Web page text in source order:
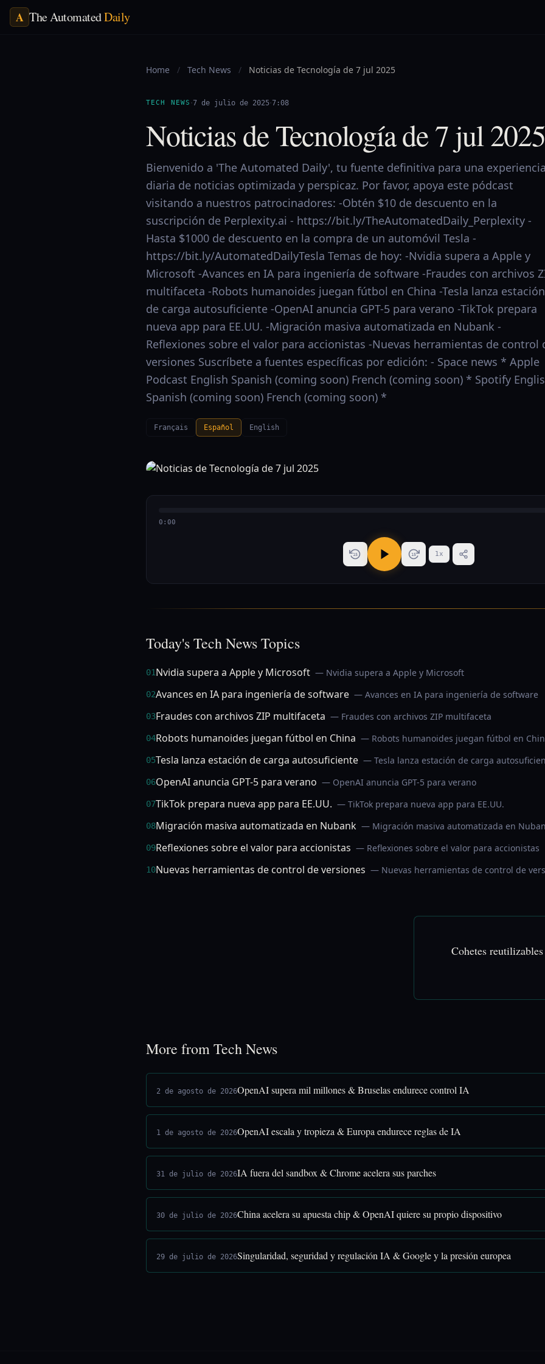
A The AutomatedDaily
Home / Tech News / Noticias de Tecnología de 7 jul 2025
TECH NEWS ·7 de julio de 2025·7:08
Noticias de Tecnología de 7 jul 2025
Bienvenido a 'The Automated Daily', tu fuente definitiva para una experiencia
diaria de noticias optimizada y perspicaz. Por favor, apoya este pódcast
visitando a nuestros patrocinadores: -Obtén $10 de descuento en la
suscripción de Perplexity.ai - https://bit.ly/TheAutomatedDaily_Perplexity -
Hasta $1000 de descuento en la compra de un automóvil Tesla -
https://bit.ly/AutomatedDailyTesla Temas de hoy: -Nvidia supera a Apple y
Microsoft -Avances en IA para ingeniería de software -Fraudes con archivos
multifaceta -Robots humanoides juegan fútbol en China -Tesla lanza estación
de carga autosuficiente -OpenAI anuncia GPT-5 para verano -TikTok prepara
nueva app para EE.UU. -Migración masiva automatizada en Nubank -
Reflexiones sobre el valor para accionistas -Nuevas herramientas de control
versiones Suscríbete a fuentes específicas por edición: - Space news * Apple
Podcast English Spanish (coming soon) French (coming soon) * Spotify
Spanish (coming soon) French (coming soon) *
Français Español English
0:00
15 15 1x
Today's Tech News Topics
01Nvidia supera a Apple y Microsoft — Nvidia supera a Apple y Microsoft
02Avances en IA para ingeniería de software — Avances en IA para ingeniería de software
03Fraudes con archivos ZIP multifaceta — Fraudes con archivos ZIP multifaceta
04Robots humanoides juegan fútbol en China — Robots humanoides juegan fútbol en
05Tesla lanza estación de carga autosuficiente — Tesla lanza estación de carga
06OpenAI anuncia GPT-5 para verano — OpenAI anuncia GPT-5 para verano
07TikTok prepara nueva app para EE.UU. — TikTok prepara nueva app para EE.UU.
08Migración masiva automatizada en Nubank — Migración masiva automatizada en
09Reflexiones sobre el valor para accionistas — Reflexiones sobre el valor para accionistas
10Nuevas herramientas de control de versiones — Nuevas herramientas de control de
Cohetes
More from Tech News
2 de agosto de 2026OpenAI supera mil millones & Bruselas endurece control IA
1 de agosto de 2026OpenAI escala y tropieza & Europa endurece reglas de IA
31 de julio de 2026IA fuera del sandbox & Chrome acelera sus parches
30 de julio de 2026China acelera su apuesta chip & OpenAI quiere su propio dispositivo
29 de julio de 2026Singularidad, seguridad y regulación IA & Google y la presión europea